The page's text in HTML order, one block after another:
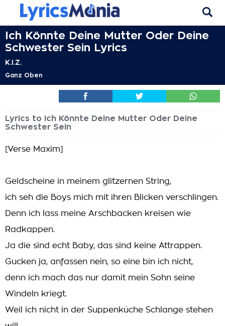
Ich Könnte Deine Mutter Oder Deine
Schwester Sein Lyrics
K.I.Z.
Ganz Oben
Lyrics to Ich Könnte Deine Mutter Oder Deine
Schwester Sein
[Verse Maxim]
Geldscheine in meinem glitzernen String,
ich seh die Boys mich mit ihren Blicken verschlingen.
Denn ich lass meine Arschbacken kreisen wie
Radkappen.
Ja die sind echt Baby, das sind keine Attrappen.
Gucken ja, anfassen nein, so eine bin ich nicht,
denn ich mach das nur damit mein Sohn seine
Windeln kriegt.
Weil ich nicht in der Suppenküche Schlange stehen